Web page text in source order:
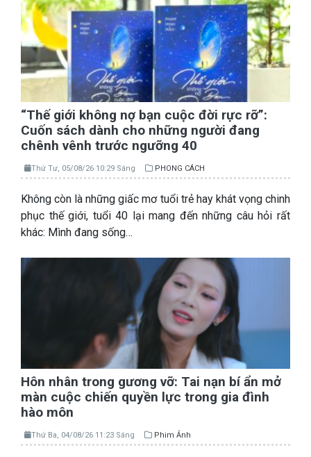
“Thế giới không nợ bạn cuộc đời rực rỡ”:
Cuốn sách dành cho những người đang
chênh vênh trước ngưỡng 40
Thứ Tư, 05/08/26 10:29 Sáng PHONG CÁCH
Không còn là những giấc mơ tuổi trẻ hay khát vọng chinh
phục thế giới, tuổi 40 lại mang đến những câu hỏi rất
khác: Mình đang sống…
Hôn nhân trong gương vỡ: Tai nạn bí ẩn mở
màn cuộc chiến quyền lực trong gia đình
hào môn
Thứ Ba, 04/08/26 11:23 Sáng Phim Ảnh